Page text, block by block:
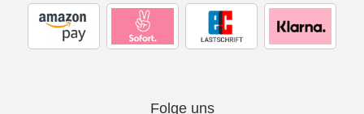
Folge uns